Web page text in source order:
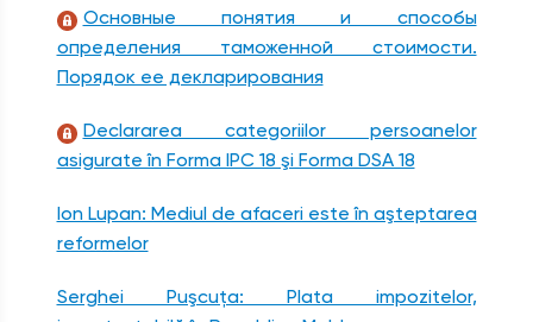
Основные понятия и способы
определения таможенной стоимости.
Порядок ее декларирования
Declararea categoriilor persoanelor
asigurate în Forma IPC 18 şi Forma DSA 18
Ion Lupan: Mediul de afaceri este în aşteptarea
reformelor
Serghei Puşcuţa: Plata impozitelor,